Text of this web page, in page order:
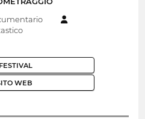
WEB